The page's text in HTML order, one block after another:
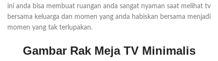
ini anda bisa membuat ruangan anda sangat nyaman saat melihat tv
bersama keluarga dan momen yang anda habiskan bersama menjadi
momen yang tak terlupakan.
Gambar Rak Meja TV Minimalis